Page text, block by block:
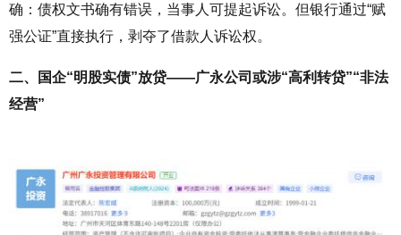
确：债权文书确有错误，当事人可提起诉讼。但银行通过“赋
强公证”直接执行，剥夺了借款人诉讼权。
二、国企“明股实债”放贷——广永公司或涉“高利转贷”“非法
经营”